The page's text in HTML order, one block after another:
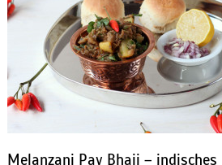
Melanzani Pav Bhaji – indisches